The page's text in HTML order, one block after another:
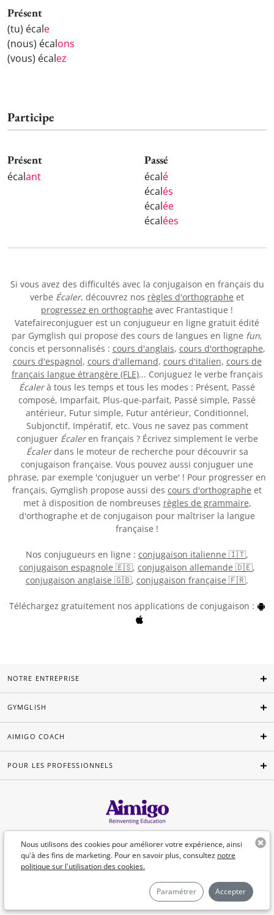
Présent
(tu) écale
(nous) écalons
(vous) écalez
Participe
Présent
écalant
Passé
écalé
écalés
écalée
écalées
Si vous avez des difficultés avec la conjugaison en français du
verbe Écaler, découvrez nos règles d'orthographe et
progressez en orthographe avec Frantastique !
Vatefaireconjuguer est un conjugueur en ligne gratuit édité
par Gymglish qui propose des cours de langues en ligne fun,
concis et personnalisés : cours d'anglais, cours d'orthographe,
cours d'espagnol, cours d'allemand, cours d'italien, cours de
français langue étrangère (FLE)... Conjuguez le verbe français
Écalerà tous les temps et tous les modes : Présent, Passé
composé, Imparfait, Plus-que-parfait, Passé simple, Passé
antérieur, Futur simple, Futur antérieur, Conditionnel,
Subjonctif, Impératif, etc. Vous ne savez pas comment
conjuguer Écaleren français ? Écrivez simplement le verbe
Écalerdans le moteur de recherche pour découvrir sa
conjugaison française. Vous pouvez aussi conjuguer une
phrase, par exemple 'conjuguer un verbe' ! Pour progresser en
français, Gymglish propose aussi des cours d'orthographe et
met à disposition de nombreuses règles de grammaire,
d'orthographe et de conjugaison pour maîtriser la langue
française !
Nos conjugueurs en ligne : conjugaison italienne 🇮🇹,
conjugaison espagnole 🇪🇸, conjugaison allemande 🇩🇪,
conjugaison anglaise 🇬🇧, conjugaison française 🇫🇷.
Téléchargez gratuitement nos applications de conjugaison :
Nous utilisons des cookies pour améliorer votre expérience, ainsi
qu'à des fins de marketing. Pour en savoir plus, consultez notre
politique sur l'utilisation des cookies.
Paramétrer Accepter
NOTRE ENTREPRISE
GYMGLISH
AIMIGO COACH
POUR LES PROFESSIONNELS
Français
©Aimigo 2026